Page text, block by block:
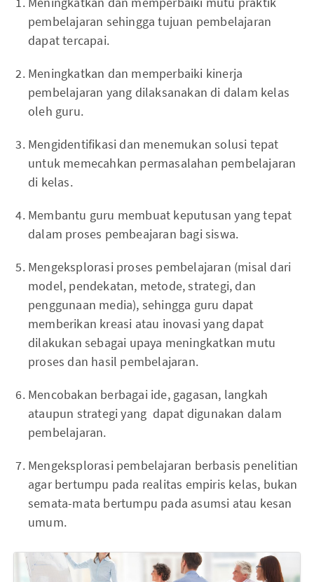
pembelajaran sehingga tujuan pembelajaran
dapat tercapai.
Meningkatkan dan memperbaiki kinerja
pembelajaran yang dilaksanakan di dalam kelas
oleh guru.
Mengidentifikasi dan menemukan solusi tepat
untuk memecahkan permasalahan pembelajaran
di kelas.
Membantu guru membuat keputusan yang tepat
dalam proses pembeajaran bagi siswa.
Mengeksplorasi proses pembelajaran (misal dari
model, pendekatan, metode, strategi, dan
penggunaan media), sehingga guru dapat
memberikan kreasi atau inovasi yang dapat
dilakukan sebagai upaya meningkatkan mutu
proses dan hasil pembelajaran.
Mencobakan berbagai ide, gagasan, langkah
ataupun strategi yang dapat digunakan dalam
pembelajaran.
Mengeksplorasi pembelajaran berbasis penelitian
agar bertumpu pada realitas empiris kelas, bukan
semata-mata bertumpu pada asumsi atau kesan
umum.